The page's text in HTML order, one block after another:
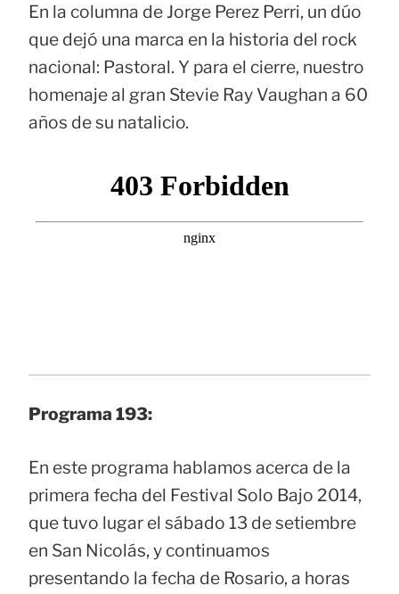
En la columna de Jorge Perez Perri, un dúo
que dejó una marca en la historia del rock
nacional: Pastoral. Y para el cierre, nuestro
homenaje al gran Stevie Ray Vaughan a 60
años de su natalicio.
Programa 193:
En este programa hablamos acerca de la
primera fecha del Festival Solo Bajo 2014,
que tuvo lugar el sábado 13 de setiembre
en San Nicolás, y continuamos
presentando la fecha de Rosario, a horas